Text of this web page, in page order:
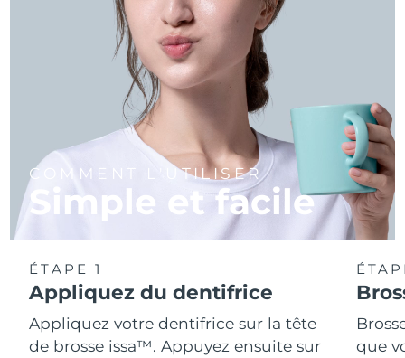
COMMENT L'UTILISER
Simple et facile
ÉTAPE 1
Appliquez du dentifrice
Appliquez votre dentifrice sur la tête
de brosse issa™. Appuyez ensuite sur
que